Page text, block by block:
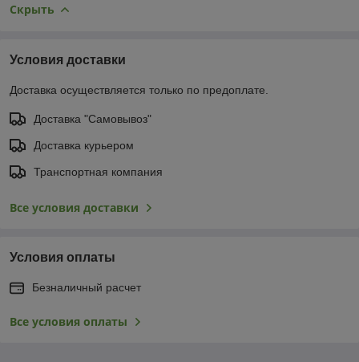
Скрыть
Условия доставки
Доставка осуществляется только по предоплате.
Доставка "Самовывоз"
Доставка курьером
Транспортная компания
Все условия доставки
Условия оплаты
Безналичный расчет
Все условия оплаты